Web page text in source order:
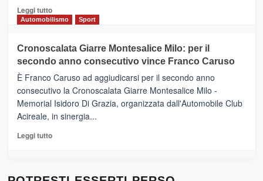
Gusto,
il
tra
sapori
vicoli
medievali
Leggi tuttoLeggi
di
Mondello
(Palermo)
–
“E
adesso
Pasta
–
Sicilia
l’
Automobilismo Sport
Cronoscalata Giarre Montesalice Milo: per il
secondo anno consecutivo vince Franco Caruso
È Franco Caruso ad aggiudicarsi per il secondo anno
consecutivo la Cronoscalata Giarre Montesalice Milo -
Memorial Isidoro Di Grazia, organizzata dall'Automobile Club
Acireale, in sinergia...
Leggi tuttoLeggi
Cronoscalata